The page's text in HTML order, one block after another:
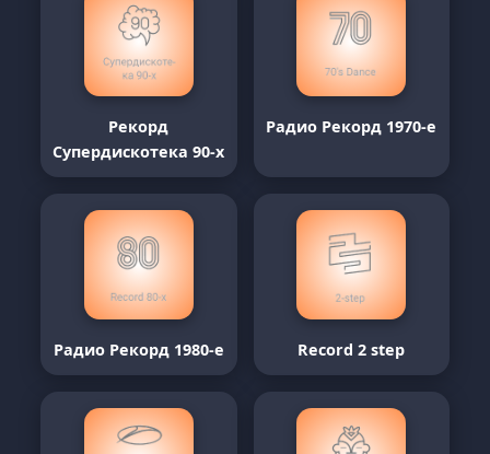
Рекорд
Супердискотека 90-х
Радио Рекорд 1970-е
Радио Рекорд 1980-е Record 2 step